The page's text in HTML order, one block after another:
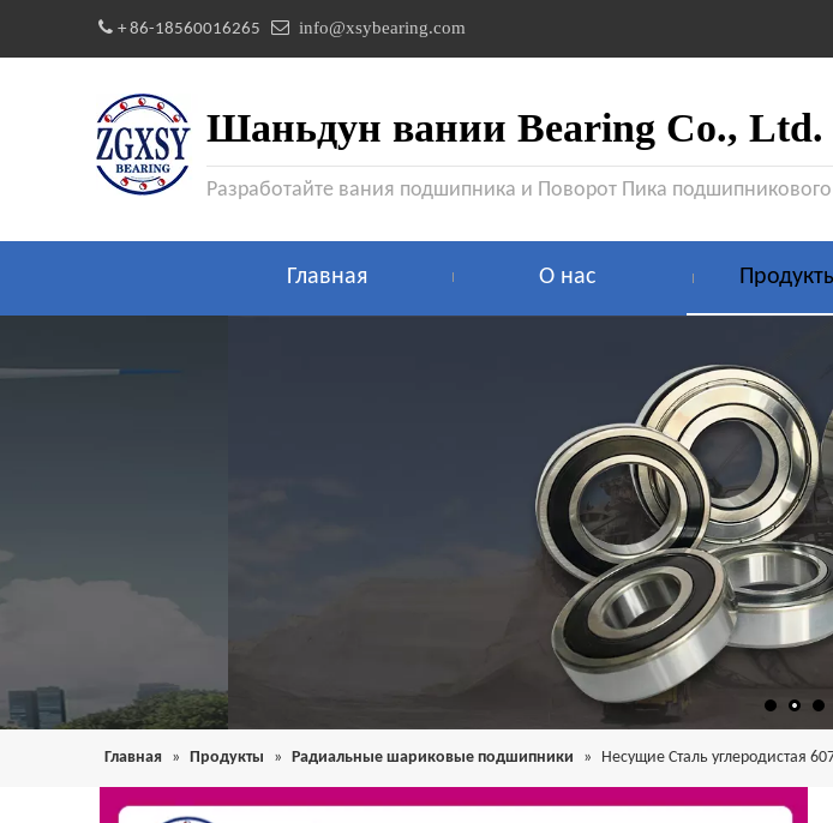
 + 86-18560016265  info@xsybearing.com
Шаньдун вании Bearing Co., Ltd.
Разработайте вания подшипника и Поворот Пика
Главная О нас
Главная » Продукты » Радиальные шариковые подшипники » Несущие Сталь углеродистая